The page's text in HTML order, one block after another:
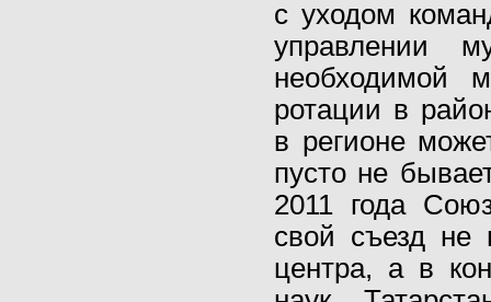
с уходом
управлении
необходимой
ротации в
в регионе
пусто не
2011 года
свой съезд не
центра, а в